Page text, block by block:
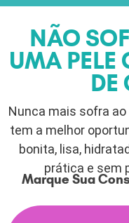
NÃO
UMA PELE
DE
Nunca mais sofra ao
tem a melhor
bonita, lisa,
prática e sem
Marque Sua